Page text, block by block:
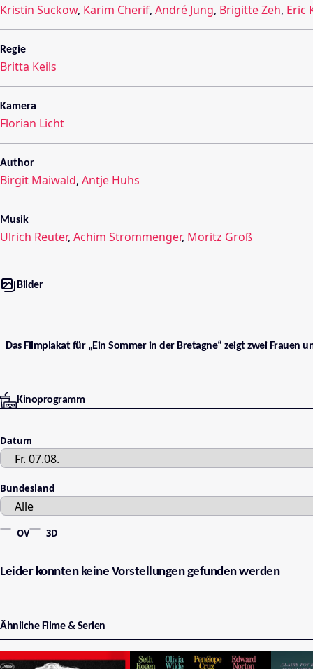
Kristin Suckow, Karim Cherif, André Jung, Brigitte Zeh, Eric
Regie
Britta Keils
Kamera
Florian Licht
Author
Birgit Maiwald, Antje Huhs
Musik
Ulrich Reuter, Achim Strommenger, Moritz Groß
Bilder
Das Filmplakat für „Ein Sommer in der Bretagne“ zeigt zwei Frauen
Kinoprogramm
Datum
Bundesland
OV 3D
Leider konnten keine Vorstellungen gefunden werden
Ähnliche Filme & Serien